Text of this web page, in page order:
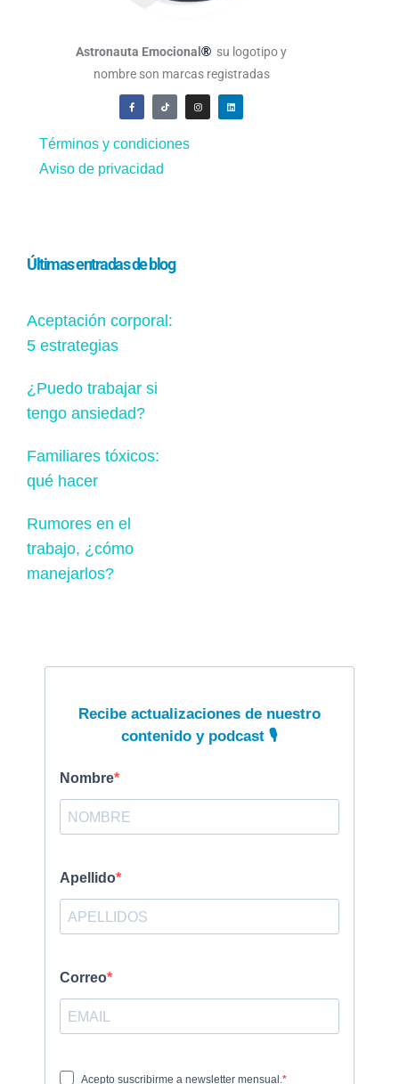
Astronauta Emocional® su logotipo y
nombre son marcas registradas
Términos y condiciones
Aviso de privacidad
Últimas entradas de blog
Aceptación corporal:
5 estrategias
¿Puedo trabajar si
tengo ansiedad?
Familiares tóxicos:
qué hacer
Rumores en el
trabajo, ¿cómo
manejarlos?